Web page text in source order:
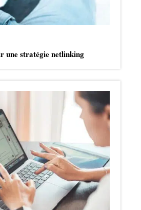
une stratégie netlinking